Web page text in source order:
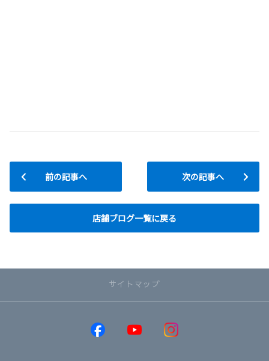
前の記事へ
店舗ブログ一覧に戻る
次の記事へ
サイトマップ